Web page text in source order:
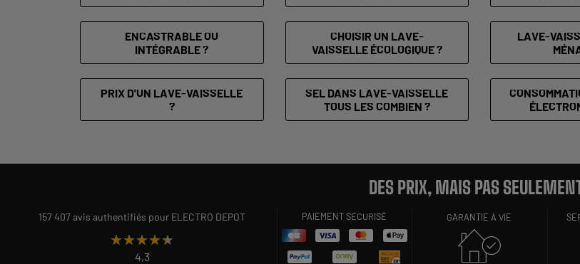
ENCASTRABLE OU
INTÉGRABLE ?
CHOISIR UN LAVE-
VAISSELLE ÉCOLOGIQUE ?
LAVE-
PRIX D'UN LAVE-VAISSELLE
?
SEL DANS LAVE-VAISSELLE
TOUS LES COMBIEN ?
DES PRIX, MAIS PAS
157 407 avis authentifiés pour ELECTRO DEPOT
★★★★★
★★★★★
4,3
PAIEMENT SÉCURISÉ GARANTIE À VIE